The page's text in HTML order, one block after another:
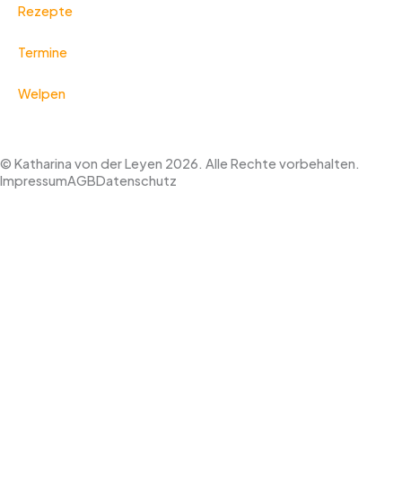
Rezepte
Termine
Welpen
© Katharina von der Leyen 2026. Alle Rechte vorbehalten.
ImpressumAGBDatenschutz